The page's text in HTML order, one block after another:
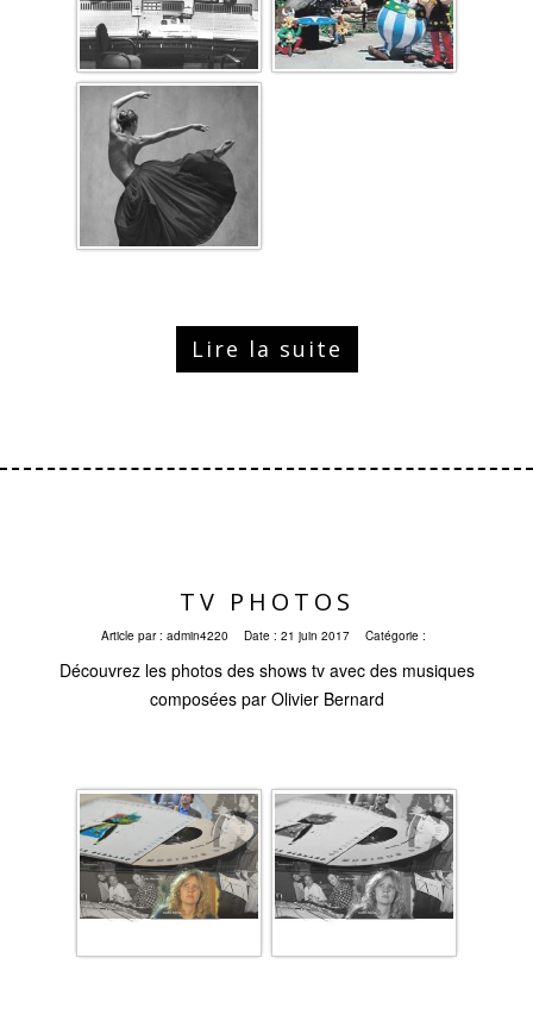
Lire la suite
TV PHOTOS
Article par : admin4220 Date : 21 juin 2017 Catégorie :
Découvrez les photos des shows tv avec des musiques
composées par Olivier Bernard